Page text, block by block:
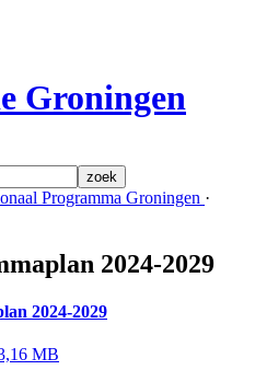
zoek
Programma Groningen ·
2024-2029
2024-2029
MB